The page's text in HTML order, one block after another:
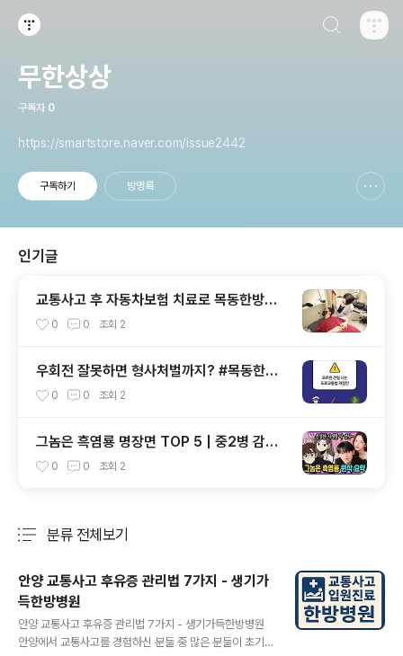
무한상상
구독자 0
https://smartstore.naver.com/issue2442
구독하기 방명록
인기글
교통사고 후 자동차보험 치료로 목동한방병
원에 입원을 해보려고 합니다. [바른지성한방
0 0 조회 2
우회전 잘못하면 형사처벌까지? #목동한방
병원 #바른지성한방병원 #교통사고입원
0 0 조회 2
그놈은 흑염룡 명장면 TOP 5 | 중2병 감성
폭발!
0 0 조회 2
분류 전체보기
안양 교통사고 후유증 관리법 7가지 - 생기가
득한방병원
안양 교통사고 후유증 관리법 7가지 - 생기가득한방병원
안양에서 교통사고를 경험하신 분들 중 많은 분들이 초기